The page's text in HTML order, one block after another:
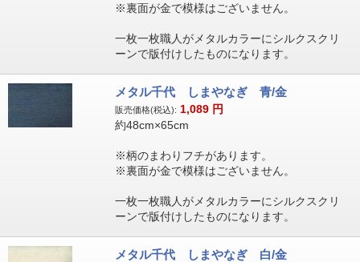
※裏面が金で模様はございません。
一枚一枚職人がメタルカラーにシルクスクリ
ーンで版付けしたものになります。
メタル千代 しまやなぎ 青/金
販売価格(税込): 1,089 円
約48cm×65cm
※柄のまわりフチがあります。
※裏面が金で模様はございません。
一枚一枚職人がメタルカラーにシルクスクリ
ーンで版付けしたものになります。
メタル千代 しまやなぎ 白/金